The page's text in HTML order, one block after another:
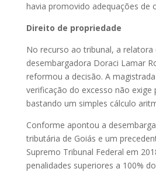
havia promovido adequações de
Direito de propriedade
No recurso ao tribunal, a relatora
desembargadora Doraci Lamar
reformou a decisão. A
verificação do excesso não exige
bastando um simples cálculo
Conforme apontou a
tributária de Goiás e um
Supremo Tribunal Federal em
penalidades superiores a 100%